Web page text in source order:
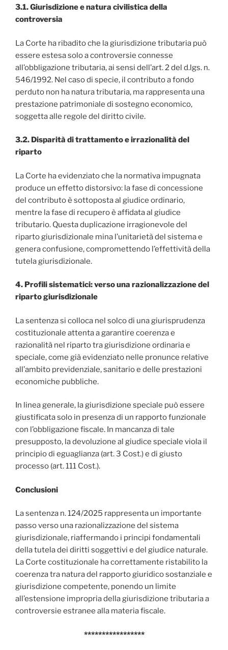
3.1. Giurisdizione e natura civilistica della
controversia
La Corte ha ribadito che la giurisdizione tributaria può
essere estesa solo a controversie connesse
all’obbligazione tributaria, ai sensi dell’art. 2 del d.lgs. n.
546/1992. Nel caso di specie, il contributo a fondo
perduto non ha natura tributaria, ma rappresenta una
prestazione patrimoniale di sostegno economico,
soggetta alle regole del diritto civile.
3.2. Disparità di trattamento e irrazionalità del
riparto
La Corte ha evidenziato che la normativa impugnata
produce un effetto distorsivo: la fase di concessione
del contributo è sottoposta al giudice ordinario,
mentre la fase di recupero è affidata al giudice
tributario. Questa duplicazione irragionevole del
riparto giurisdizionale mina l’unitarietà del sistema e
genera confusione, compromettendo l’effettività della
tutela giurisdizionale.
4. Profili sistematici: verso una razionalizzazione del
riparto giurisdizionale
La sentenza si colloca nel solco di una giurisprudenza
costituzionale attenta a garantire coerenza e
razionalità nel riparto tra giurisdizione ordinaria e
speciale, come già evidenziato nelle pronunce relative
all’ambito previdenziale, sanitario e delle prestazioni
economiche pubbliche.
In linea generale, la giurisdizione speciale può essere
giustificata solo in presenza di un rapporto funzionale
con l’obbligazione fiscale. In mancanza di tale
presupposto, la devoluzione al giudice speciale viola il
principio di eguaglianza (art. 3 Cost.) e di giusto
processo (art. 111 Cost.).
Conclusioni
La sentenza n. 124/2025 rappresenta un importante
passo verso una razionalizzazione del sistema
giurisdizionale, riaffermando i principi fondamentali
della tutela dei diritti soggettivi e del giudice naturale.
La Corte costituzionale ha correttamente ristabilito la
coerenza tra natura del rapporto giuridico sostanziale e
giurisdizione competente, ponendo un limite
all’estensione impropria della giurisdizione tributaria a
controversie estranee alla materia fiscale.
*****************